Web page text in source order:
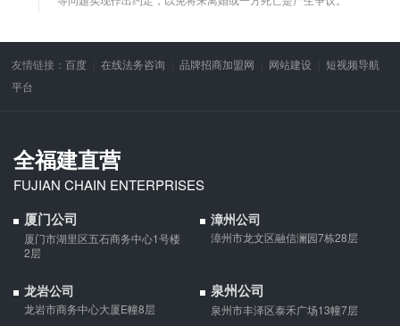
婚内财产公证在哪边公证处申请
夫妻财产约定协议公证由当事人一方的住所地或协议签订地公证处
支票有效期是10天，法定节假日可以顺延。
微信转账凭证能证明存在借款关系吗？
友情链接：百度 在线法务咨询 品牌招商加盟网 网站建设
短视频导航
平台
全福建直营
FUJIAN CHAIN ENTERPRISES
厦门公司
厦门市湖里区五石商务中心1号楼
2层
漳州公司
漳州市龙文区融信澜园7栋28层
龙岩公司
龙岩市商务中心大厦E幢8层
泉州公司
泉州市丰泽区泰禾广场13幢7层